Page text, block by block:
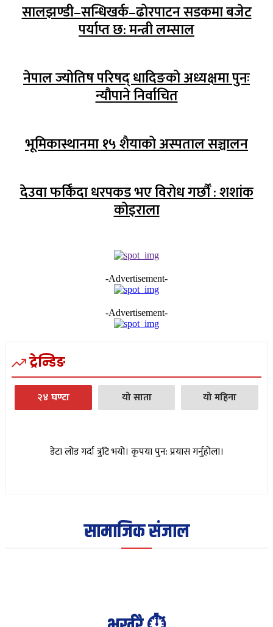
सालझण्डी–सन्धिखर्क–ढोरपाटन सडकमा बजेट
पर्याप्त छ: मन्त्री लम्साल
नेपाल ज्योतिष परिषद् धादिङको अध्यक्षमा पुनः
न्यौपाने निर्वाचित
भूमिकास्थानमा १५ शैयाको अस्पताल सञ्चालन
देउवा फर्किँदा धरपकड भए विरोध गर्छौँं : शशांक
कोइराला
-Advertisement-
-Advertisement-
ट्रेन्डिङ
२४ घण्टा यो साता यो महिना
डेटा लोड गर्दा त्रुटि भयो। कृपया पुन: प्रयास गर्नुहोला।
सामाजिक संजाल